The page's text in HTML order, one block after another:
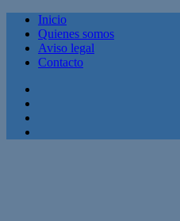
Inicio
Quienes somos
Aviso legal
Contacto